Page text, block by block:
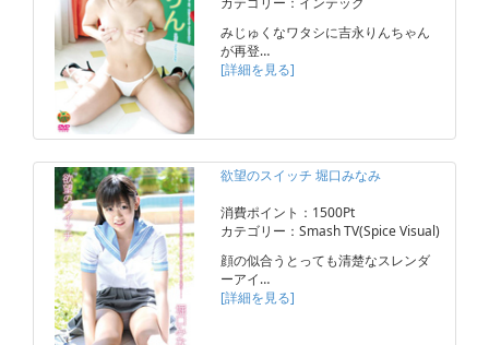
みじゅくなワタシに吉永りんちゃん
が再登…
[詳細を見る]
欲望のスイッチ 堀口みなみ
消費ポイント：1500Pt
カテゴリー：Smash TV(Spice Visual)
顔の似合うとっても清楚なスレンダ
ーアイ…
[詳細を見る]